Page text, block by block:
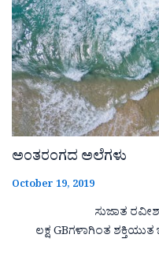
ಅಂತರಂಗದ ಅಲೆಗಳು
October 19, 2019
ಸುಜಾತ ರವೀಶ್
ಲಕ್ಷ GBಗಳಾಗಿಂತ